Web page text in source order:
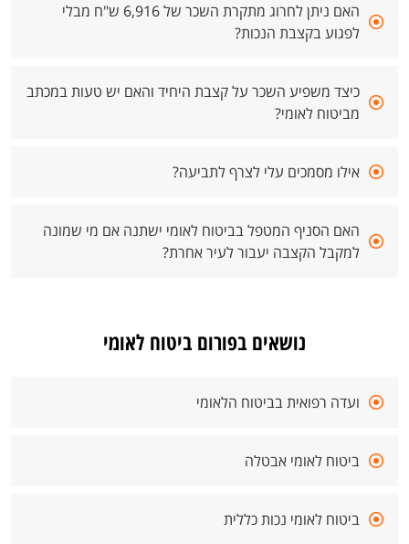
האם ניתן לחרוג מתקרת השכר של 6,916 ש"ח מבלי
לפגוע בקצבת הנכות?
כיצד משפיע השכר על קצבת היחיד והאם יש טעות במכתב
מביטוח לאומי?
אילו מסמכים עלי לצרף לתביעה?
האם הסניף המטפל בביטוח לאומי ישתנה אם מי שמונה
למקבל הקצבה יעבור לעיר אחרת?
נושאים בפורום ביטוח לאומי
ועדה רפואית בביטוח הלאומי
ביטוח לאומי אבטלה
ביטוח לאומי נכות כללית